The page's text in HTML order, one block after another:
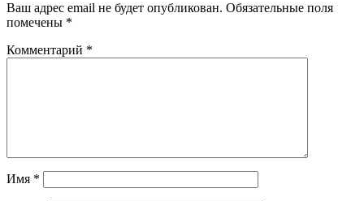
Ваш адрес email не будет опубликован. Обязательные поля
помечены *
Комментарий *
Имя *